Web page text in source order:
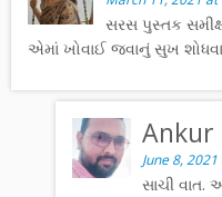
સરસ પુસ્તક
એમાં ખોવાઈ જવાનું સુખ
Ankur
June 8,
સાચી વાત.